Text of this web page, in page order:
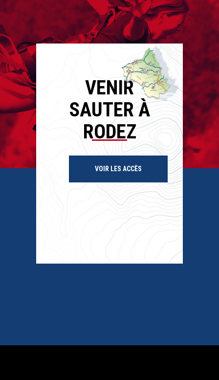
VENIR
SAUTER À
RODEZ
VOIR LES ACCÈS